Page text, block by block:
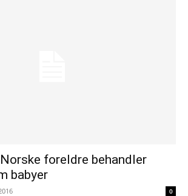
foreldre behandler
babyer
0